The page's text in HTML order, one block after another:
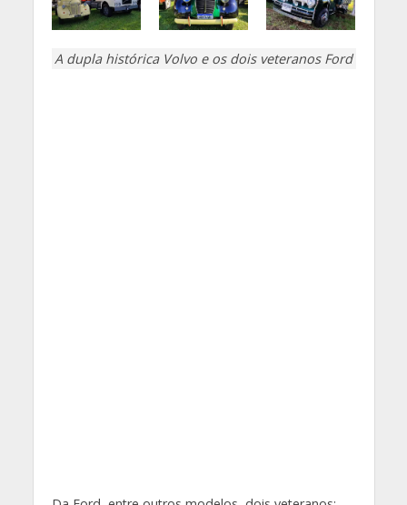
A dupla histórica Volvo e os dois veteranos Ford
Da Ford, entre outros modelos, dois veteranos: